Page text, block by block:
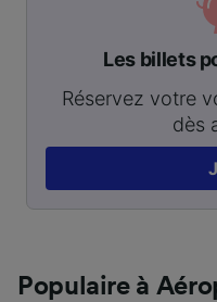
Les billets
Réservez votre
dès
Populaire à